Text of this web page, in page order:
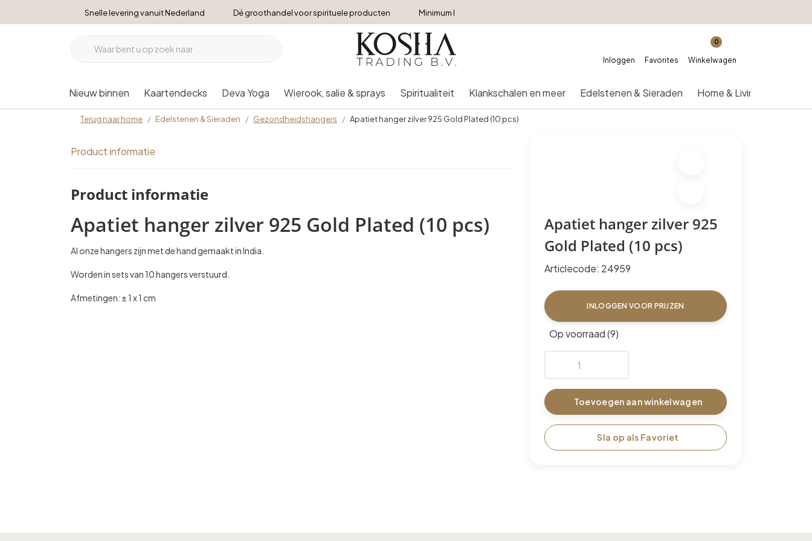
Snelle levering vanuit Nederland Dé groothandel voor spirituele producten Minimum bestelbedrag €250
Inloggen Favorites
0
Winkelwagen
Nieuw binnen Kaartendecks Deva Yoga Wierook, salie & sprays Spiritualiteit Klankschalen en meer Edelstenen & Sieraden Home & Living
Terug naar home Edelstenen & Sieraden Gezondheidshangers Apatiet hanger zilver 925 Gold Plated (10 pcs)
Apatiet hanger zilver 925
Gold Plated (10 pcs)
Articlecode: 24959
INLOGGEN VOOR PRIJZEN
Op voorraad (9)
Toevoegen aan winkelwagen
Sla op als Favoriet
Product informatie
Product informatie
Apatiet hanger zilver 925 Gold Plated (10 pcs)
Al onze hangers zijn met de hand gemaakt in India.
Worden in sets van 10 hangers verstuurd.
Afmetingen: ± 1 x 1 cm